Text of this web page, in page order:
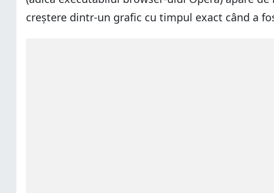
creștere dintr-un grafic cu timpul exact când a